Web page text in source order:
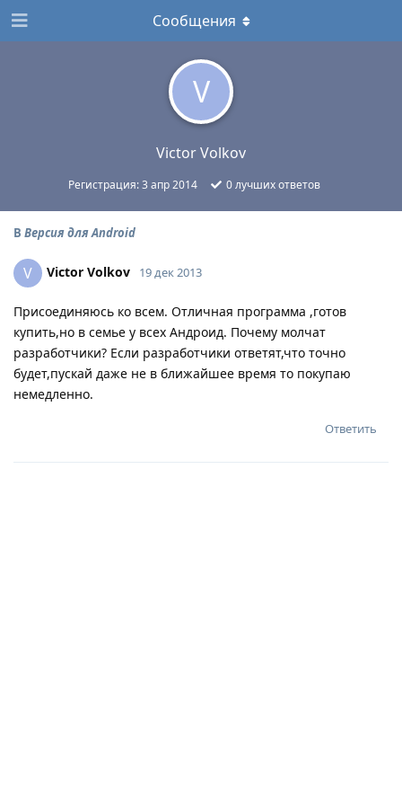
V
Victor Volkov
Регистрация:3 апр 2014 0лучших ответов
Сообщения
В Версия для Android
V Victor Volkov 19 дек 2013
Присоединяюсь ко всем. Отличная программа ,готов
купить,но в семье у всех Андроид. Почему молчат
разработчики? Если разработчики ответят,что точно
будет,пускай даже не в ближайшее время то покупаю
немедленно.
Ответить